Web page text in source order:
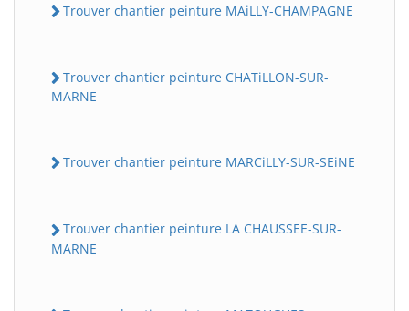
Trouver chantier peinture MAiLLY-CHAMPAGNE
Trouver chantier peinture CHATiLLON-SUR-
MARNE
Trouver chantier peinture MARCiLLY-SUR-SEiNE
Trouver chantier peinture LA CHAUSSEE-SUR-
MARNE